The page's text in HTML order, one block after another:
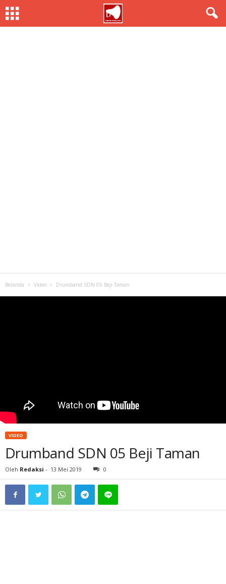
Beranda Video Drumband SDN 05 Beji Taman
VIDEO
Drumband SDN 05 Beji Taman
Oleh Redaksi - 13 Mei 2019 0